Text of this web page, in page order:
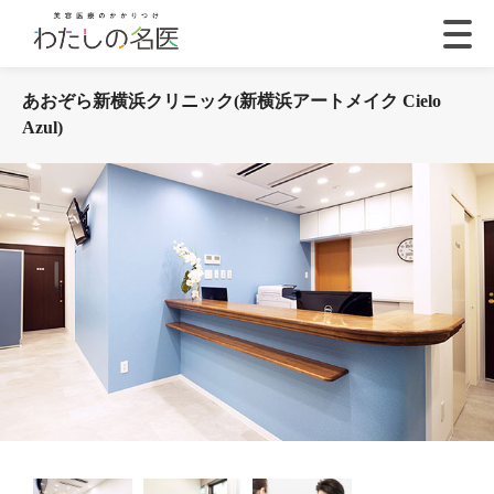
あおぞら新横浜クリニック(新横浜アートメイク Cielo
Azul)